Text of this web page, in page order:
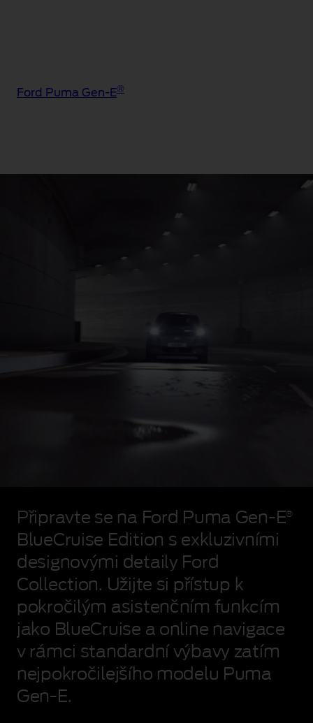
Ford Puma Gen-E®
limitované
edice
Puma
Gen-
projíždějící
slabě
osvětleným,
vlhkým
betonovým
tunelem.
Připravte se na Ford Puma Gen‑E®
BlueCruise Edition s exkluzivními
designovými detaily Ford
Collection. Užijte si přístup k
pokročilým asistenčním funkcím
jako BlueCruise a online navigace
v rámci standardní výbavy zatím
nejpokročilejšího modelu Puma
Gen‑E.